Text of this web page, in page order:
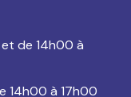
de 14h00 à
14h00 à 17h00